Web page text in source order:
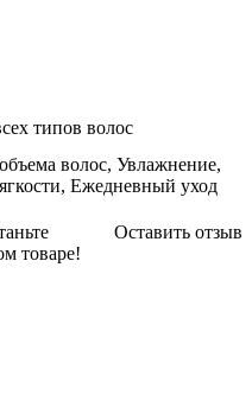
типов волос
волос, Увлажнение,
Ежедневный уход
Оставить отзыв
товаре!